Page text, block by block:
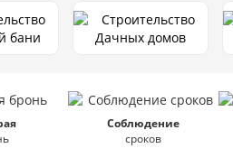
Соблюдение
сроков